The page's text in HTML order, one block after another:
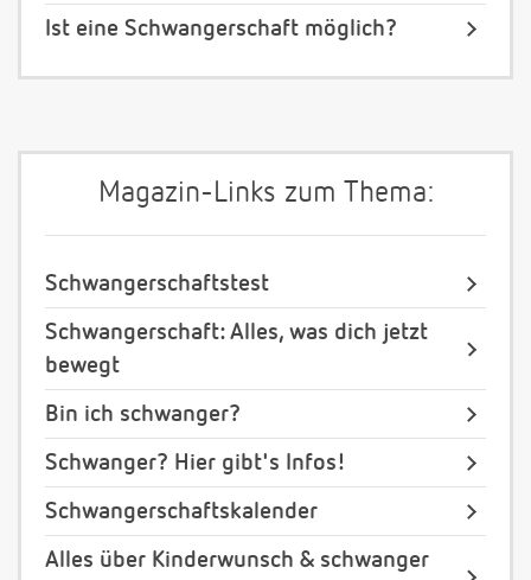
Ist eine Schwangerschaft möglich?
Magazin-Links zum Thema:
Schwangerschaftstest
Schwangerschaft: Alles, was dich jetzt
bewegt
Bin ich schwanger?
Schwanger? Hier gibt's Infos!
Schwangerschaftskalender
Alles über Kinderwunsch & schwanger